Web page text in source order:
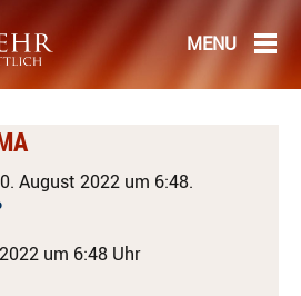
August 2022 um 6:48.
um 6:48 Uhr